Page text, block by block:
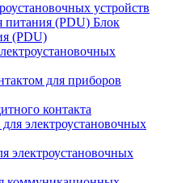
устройств
Блок
(PDU)
для приборов
контакта
электроустановочных